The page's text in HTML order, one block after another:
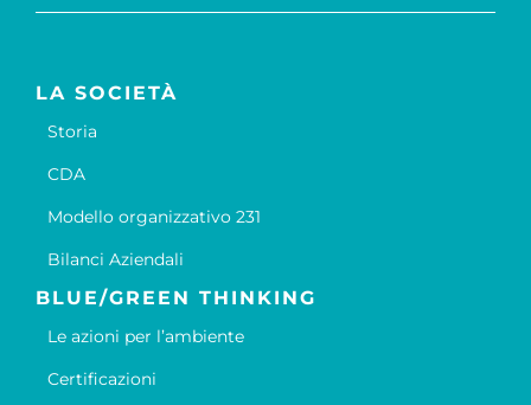
LA SOCIETÀ
Storia
CDA
Modello organizzativo 231
Bilanci Aziendali
BLUE/GREEN THINKING
Le azioni per l’ambiente
Certificazioni